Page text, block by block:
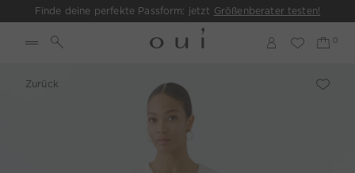
Finde deine perfekte Passform: jetzt Größenberater testen!
Zurück